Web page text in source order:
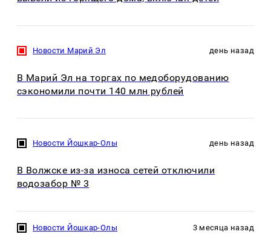
Новости Марий Эл день назад
В Марий Эл на торгах по медоборудованию
сэкономили почти 140 млн рублей
Новости Йошкар-Олы день назад
В Волжске из-за износа сетей отключили
водозабор № 3
Новости Йошкар-Олы 3 месяца назад